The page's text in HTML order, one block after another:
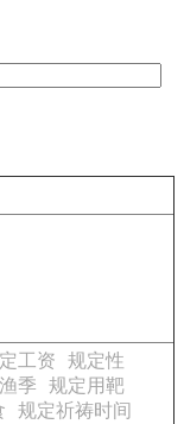
工资
规定性
季
规定用靶
规定祈祷时间